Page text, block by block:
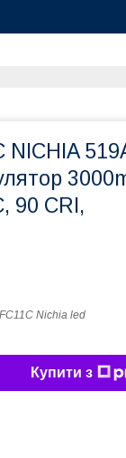
NICHIA
90 CRI,
Nichia led
Купити з